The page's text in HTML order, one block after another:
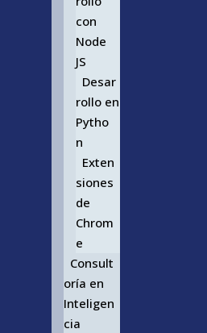
con
Node
JS
Desar
rollo en
Pytho
n
Exten
siones
de
Chrom
e
Consult
oría en
Inteligen
cia